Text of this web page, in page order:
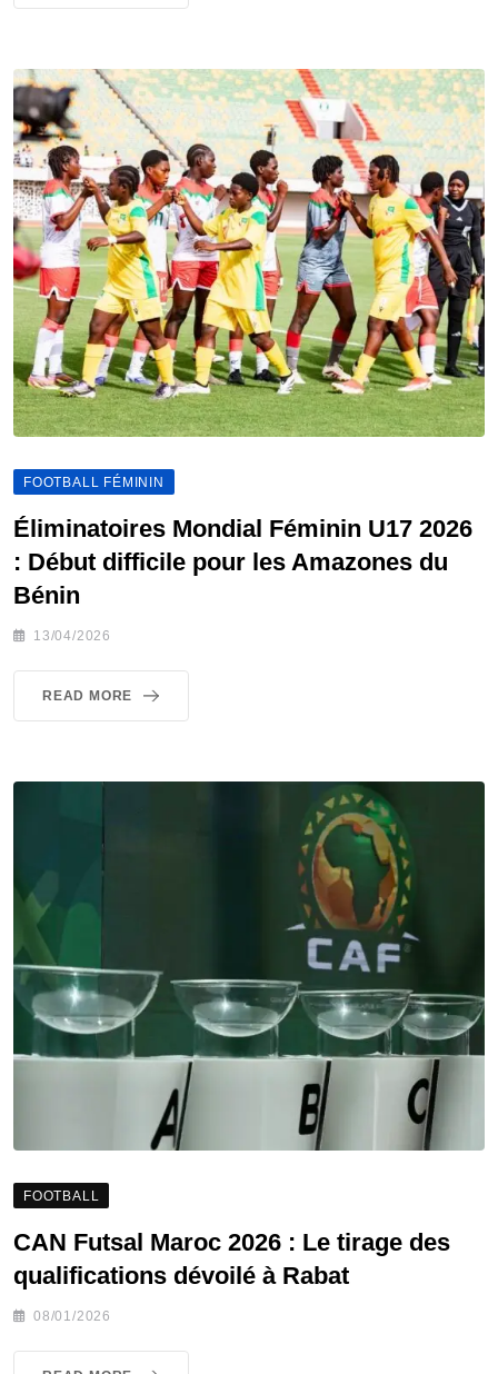
FOOTBALL FÉMININ
Éliminatoires Mondial Féminin U17 2026
: Début difficile pour les Amazones du
Bénin
13/04/2026
READ MORE
FOOTBALL
CAN Futsal Maroc 2026 : Le tirage des
qualifications dévoilé à Rabat
08/01/2026